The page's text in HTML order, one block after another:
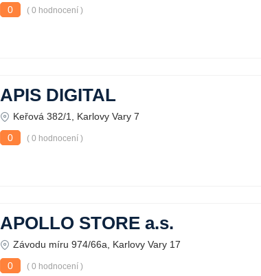
0
( 0 hodnocení )
APIS DIGITAL
Keřová 382/1, Karlovy Vary 7
0
( 0 hodnocení )
APOLLO STORE a.s.
Závodu míru 974/66a, Karlovy Vary 17
0
( 0 hodnocení )